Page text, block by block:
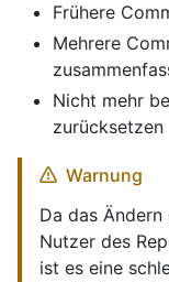
Frühere
Mehrere
Nicht mehr
zurücksetzen
Warnung
Da das
Nutzer des
ist es eine